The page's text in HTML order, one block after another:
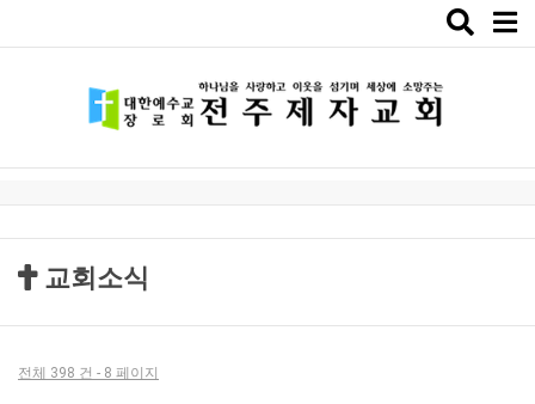
Toggle
교회소식
전체 398 건 - 8 페이지